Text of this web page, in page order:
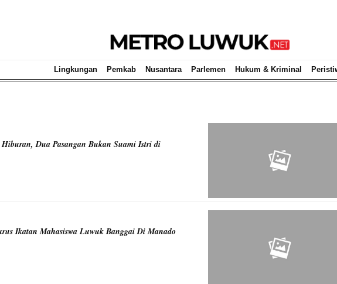
Lingkungan Pemkab Nusantara Parlemen Hukum & Kriminal
Hiburan, Dua Pasangan Bukan Suami Istri di
Ikatan Mahasiswa Luwuk Banggai Di Manado